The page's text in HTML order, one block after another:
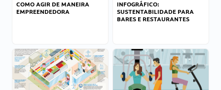
COMO AGIR DE MANEIRA
EMPREENDEDORA
INFOGRÁFICO:
SUSTENTABILIDADE PARA
BARES E RESTAURANTES